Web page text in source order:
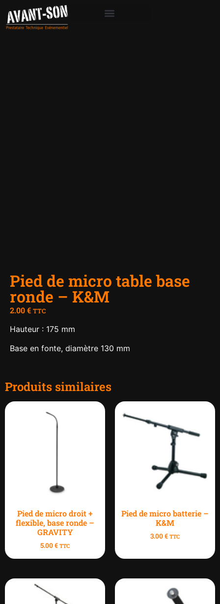
Pied de micro table base
ronde – K&M
2.00€ TTC
Hauteur : 175 mm
Base en fonte, diamètre 130 mm
Produits similaires
Pied de micro droit +
flexible, base ronde –
GRAVITY
5.00€ TTC
Pied de micro batterie –
K&M
3.00€ TTC